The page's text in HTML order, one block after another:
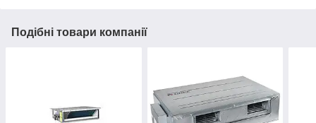
Подібні товари компанії